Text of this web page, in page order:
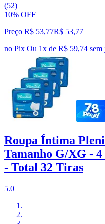
(52)
10% OFF
Preço R$ 53,77R$ 53,77
no Pix Ou 1x de R$ 59,74 sem
Roupa Íntima
Tamanho G/XG -
- Total 32 Tiras
5.0